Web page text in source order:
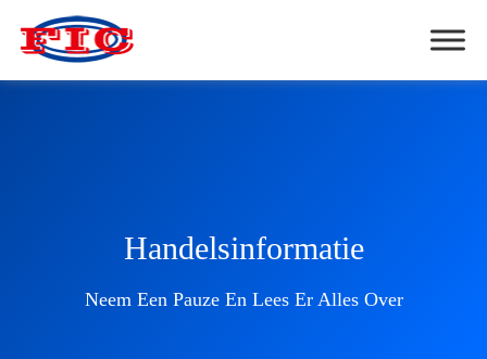
Handelsinformatie
Neem Een Pauze En Lees Er Alles Over